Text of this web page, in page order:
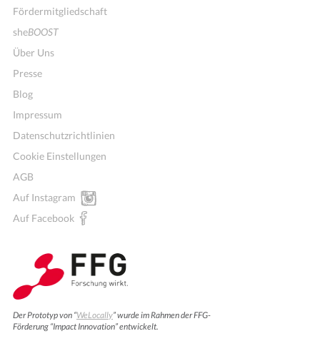
Fördermitgliedschaft
sheBOOST
Über Uns
Presse
Blog
Impressum
Datenschutzrichtlinien
Cookie Einstellungen
AGB
Auf Instagram
Auf Facebook
Der Prototyp von “WeLocally” wurde im Rahmen der FFG-
Förderung “Impact Innovation” entwickelt.